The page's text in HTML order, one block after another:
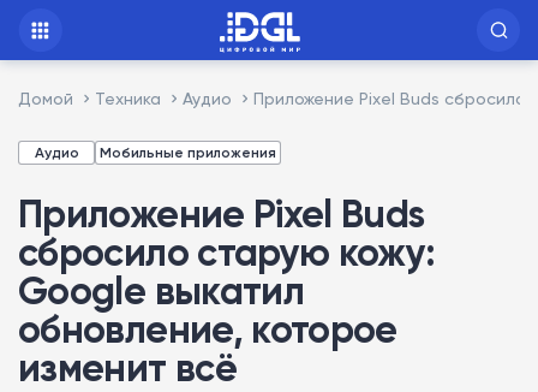
Домой Техника Аудио Приложение Pixel Buds сбросило
Аудио Мобильные приложения
Приложение Pixel Buds
сбросило старую кожу:
Google выкатил
обновление, которое
изменит всё